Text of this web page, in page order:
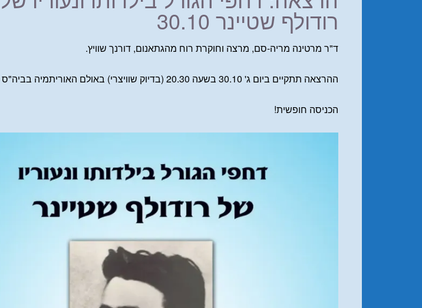
רודולף שטיינר 30.10
ד"ר מרטינה מריה-סם, מרצה וחוקרת רוח מהגתאנום, דורנך שוויץ.
ההרצאה תתקיים ביום ג' 30.10 בשעה 20.30 (בדיוק שוויצרי) באולם האוריתמיה בביה"ס שקד – טבעון
הכניסה חופשית!